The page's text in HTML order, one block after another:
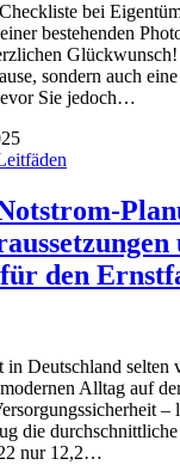
bei
bestehenden
sondern auch
Sie jedoch…
den
Deutschland selten
Alltag auf
–
die
nur 12,2…